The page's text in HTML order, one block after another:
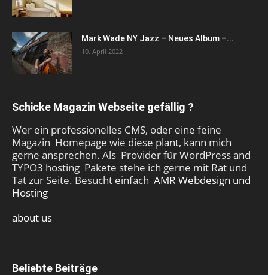
Mark Wade NY Jazz – Neues Album –...
10. April 2022
Schicke Magazin Webseite gefällig ?
Wer ein professionelles CMS, oder eine feine
Magazin Homepage wie diese plant, kann mich
gerne ansprechen. Als Provider für WordPress and
TYPO3 hosting Pakete stehe ich gerne mit Rat und
Tat zur Seite. Besucht einfach AMR Webdesign und
Hosting
about us
Beliebte Beiträge